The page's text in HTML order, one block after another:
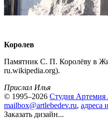
Королев
Памятник С. П. Королёву в
ru.wikipedia.org).
Прислал Илья
© 1995–2026 Студия Артемия
mailbox@artlebedev.ru, адреса
Заказать дизайн...